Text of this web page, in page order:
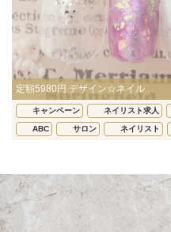
定額5980円 デザイン☆ネイル
キャンペーン ネイリスト求人
ABC サロン ネイリスト